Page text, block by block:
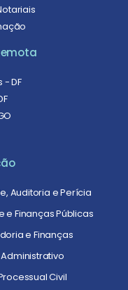
- DF
Auditoria e Perícia
Finanças Públicas
e Finanças
Civil